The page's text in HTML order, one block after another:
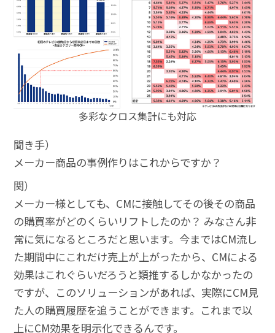
聞き手）
メーカー商品の事例作りはこれからですか？
関）
メーカー様としても、CMに接触してその後その商品
の購買率がどのくらいリフトしたのか？ みなさん非
常に気になるところだと思います。今まではCM流し
た期間中にこれだけ売上が上がったから、CMによる
効果はこれぐらいだろうと類推するしかなかったの
ですが、このソリューションがあれば、実際にCM見
た人の購買履歴を追うことができます。これまで以
上にCM効果を明示化できるんです。
多彩なクロス集計にも対応